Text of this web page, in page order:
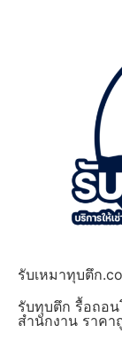
รับเหมาทุบตึก
รับทุบตึก รื้อถอน
สำนักงาน ราคา